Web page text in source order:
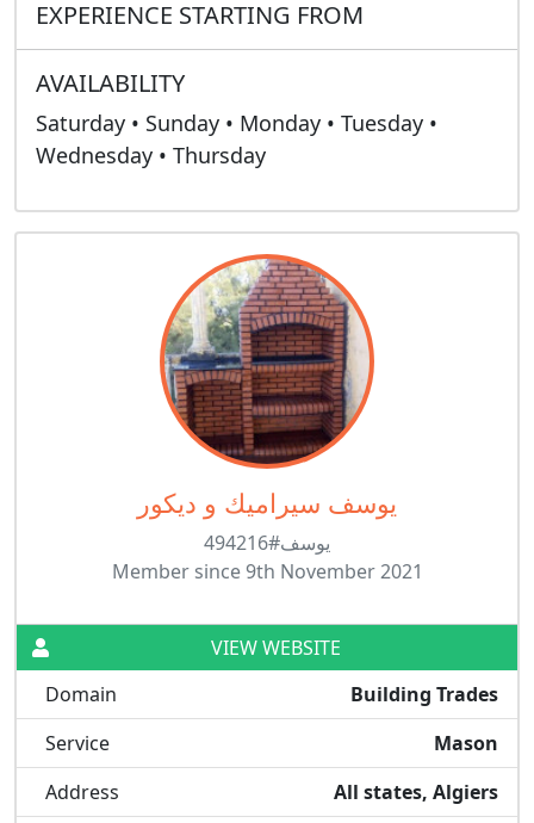
EXPERIENCE STARTING FROM
AVAILABILITY
Saturday • Sunday • Monday • Tuesday •
Wednesday • Thursday
يوسف سيراميك و ديكور
يوسف#494216
Member since 9th November 2021
VIEW WEBSITE
Domain
Building Trades
Service
Mason
Address
All states, Algiers